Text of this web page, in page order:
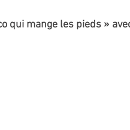
qui mange les pieds »